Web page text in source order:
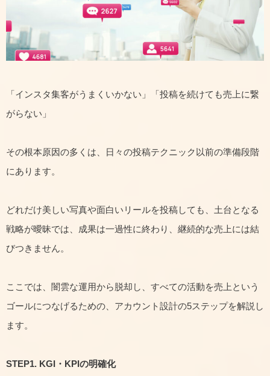
「インスタ集客がうまくいかない」「投稿を続けても売上に繋
がらない」
その根本原因の多くは、日々の投稿テクニック以前の準備段階
にあります。
どれだけ美しい写真や面白いリールを投稿しても、土台となる
戦略が曖昧では、成果は一過性に終わり、継続的な売上には結
びつきません。
ここでは、闇雲な運用から脱却し、すべての活動を売上という
ゴールにつなげるための、アカウント設計の5ステップを解説し
ます。
STEP1. KGI ・KPIの明確化